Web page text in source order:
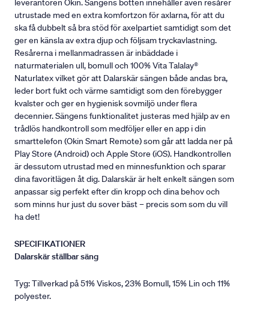
leverantören Okin. Sängens botten innehåller även resårer
utrustade med en extra komfortzon för axlarna, för att du
ska få dubbelt så bra stöd för axelpartiet samtidigt som det
ger en känsla av extra djup och följsam tryckavlastning.
Resårerna i mellanmadrassen är inbäddade i
naturmaterialen ull, bomull och 100% Vita Talalay®
Naturlatex vilket gör att Dalarskär sängen både andas bra,
leder bort fukt och värme samtidigt som den förebygger
kvalster och ger en hygienisk sovmiljö under flera
decennier. Sängens funktionalitet justeras med hjälp av en
trådlös handkontroll som medföljer eller en app i din
smarttelefon (Okin Smart Remote) som går att ladda ner på
Play Store (Android) och Apple Store (iOS). Handkontrollen
är dessutom utrustad med en minnesfunktion och sparar
dina favoritlägen åt dig. Dalarskär är helt enkelt sängen som
anpassar sig perfekt efter din kropp och dina behov och
som minns hur just du sover bäst – precis som som du vill
ha det!
SPECIFIKATIONER
Dalarskär ställbar säng
Tyg: Tillverkad på 51% Viskos, 23% Bomull, 15% Lin och 11%
polyester.